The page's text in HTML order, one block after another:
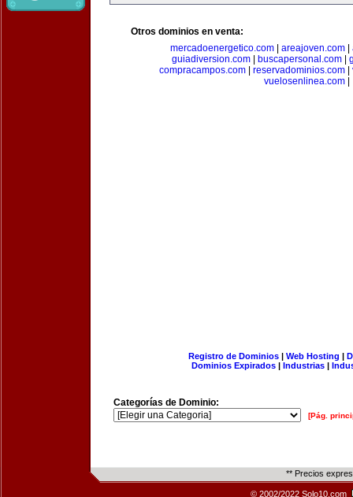
Otros dominios en venta:
mercadoenergetico.com| areajoven.com|
guiadiversion.com| buscapersonal.com|
compracampos.com| reservadominios.com|
vuelosenlinea.com|
Registro de Dominios| Web Hosting |
Dominios Expirados | Industrias |
Categorías de Dominio:
[Pág.
** Precios
© 2002/2022 Solo10.com